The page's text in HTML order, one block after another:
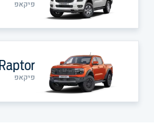
פיקאפ
Raptor
פיקאפ